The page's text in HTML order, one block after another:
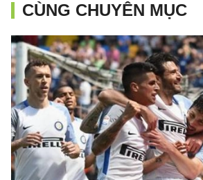
CÙNG CHUYÊN MỤC